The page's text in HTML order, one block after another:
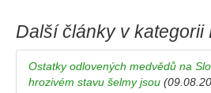
Další články v kategorii
Ostatky odlovených medvědů na
hrozivém stavu šelmy jsou